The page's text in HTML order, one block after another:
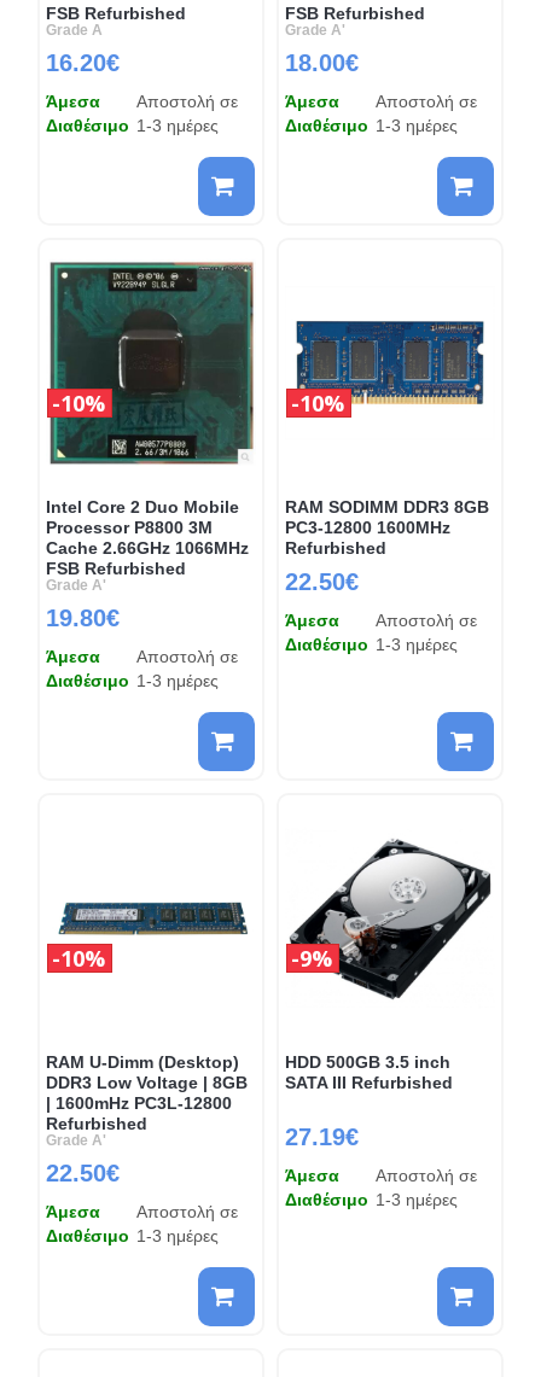
FSB Refurbished
Grade A
16.20€
Άμεσα
Διαθέσιμο
Αποστολή σε
1-3 ημέρες
FSB Refurbished
Grade A'
18.00€
Άμεσα
Διαθέσιμο
Αποστολή σε
1-3 ημέρες
Intel Core 2 Duo Mobile
Processor P8800 3M
Cache 2.66GHz 1066MHz
FSB Refurbished
Grade A'
19.80€
10%
Άμεσα
Διαθέσιμο
Αποστολή σε
1-3 ημέρες
RAM SODIMM DDR3 8GB
PC3-12800 1600MHz
Refurbished
22.50€
10%
Άμεσα
Διαθέσιμο
Αποστολή σε
1-3 ημέρες
RAM U-Dimm (Desktop)
DDR3 Low Voltage | 8GB
| 1600mHz PC3L-12800
Refurbished
Grade A'
22.50€
10%
Άμεσα
Διαθέσιμο
Αποστολή σε
1-3 ημέρες
HDD 500GB 3.5 inch
SATA III Refurbished
27.19€
9%
Άμεσα
Διαθέσιμο
Αποστολή σε
1-3 ημέρες